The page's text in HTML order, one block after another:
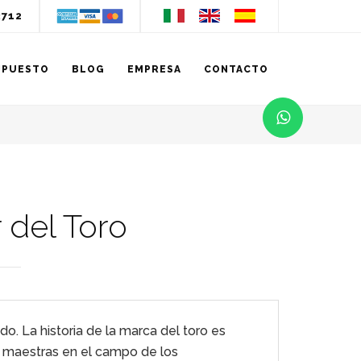
BLOG EMPRESA CONTACTO
Toro
La historia de la marca del toro es
en el campo de los